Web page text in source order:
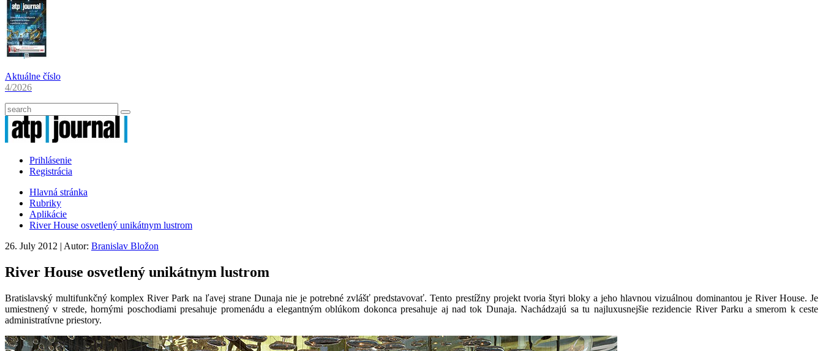
Aktuálne číslo
4/2026
Prihlásenie
Registrácia
Hlavná stránka
Rubriky
Aplikácie
River House osvetlený unikátnym lustrom
26. July 2012 | Autor: Branislav Bložon
River House osvetlený unikátnym lustrom
Bratislavský multifunkčný komplex River Park na ľavej strane Dunaja nie je potrebné zvlášť predstavovať. Tento prestížny projekt tvoria štyri bloky a jeho hlavnou vizuálnou dominantou je River House. Je
umiestnený v strede, hornými poschodiami presahuje promenádu a elegantným oblúkom dokonca presahuje aj nad tok Dunaja. Nachádzajú sa tu najluxusnejšie rezidencie River Parku a smerom k ceste
administratívne priestory.